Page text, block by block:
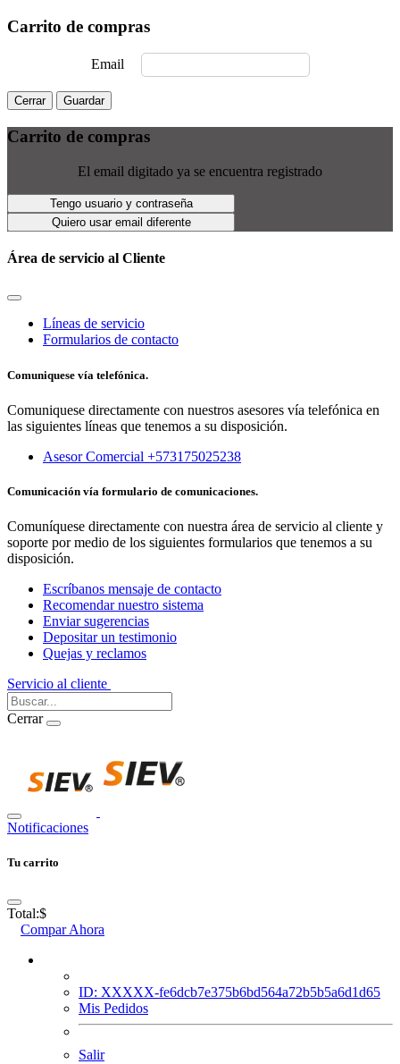
Carrito de compras
Email
Cerrar Guardar
Carrito de compras
El email digitado ya se encuentra registrado
Tengo usuario y contraseña
Quiero usar email diferente
Área de servicio al Cliente
Líneas de servicio
Formularios de contacto
Comuniquese vía telefónica.
Comuniquese directamente con nuestros asesores vía telefónica en
las siguientes líneas que tenemos a su disposición.
Asesor Comercial +573175025238
Comunicación vía formulario de comunicaciones.
Comuníquese directamente con nuestra área de servicio al cliente y
soporte por medio de los siguientes formularios que tenemos a su
disposición.
Escríbanos mensaje de contacto
Recomendar nuestro sistema
Enviar sugerencias
Depositar un testimonio
Quejas y reclamos
Servicio al cliente
Cerrar
Notificaciones
Tu carrito
Total:$
Compar Ahora
ID: XXXXX-fe6dcb7e375b6bd564a72b5b5a6d1d65
Mis Pedidos
Salir